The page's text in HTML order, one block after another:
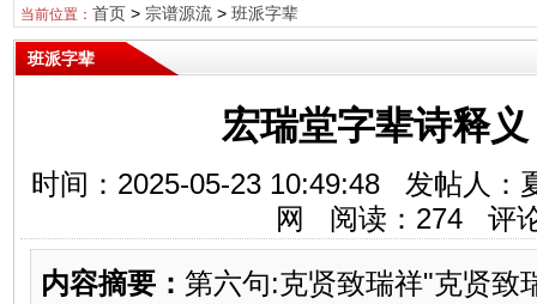
当前位置： 首页> 宗谱源流> 班派字辈
班派字辈
宏瑞堂字辈诗释
时间：2025-05-23 10:49:48 发帖人
网 阅读： 274评
内容摘要： 第六句:克贤致瑞祥"克贤致